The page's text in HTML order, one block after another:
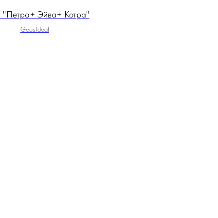
"Петра+ Эйва+ Котра"
GeosIdeal